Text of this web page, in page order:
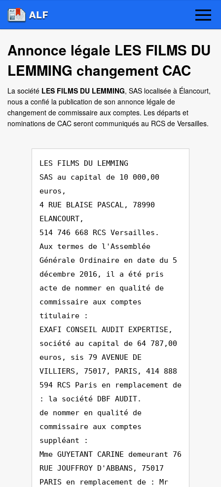
Annonce légale LES FILMS DU
LEMMING changement CAC
La société LES FILMS DU LEMMING, SAS localisée à Élancourt,
nous a confié la publication de son annonce légale de
changement de commissaire aux comptes. Les départs et
nominations de CAC seront communiqués au RCS de Versailles.
LES FILMS DU LEMMING
SAS au capital de 10 000,00
euros,
4 RUE BLAISE PASCAL, 78990
ELANCOURT,
514 746 668 RCS Versailles.
Aux termes de l'Assemblée
Générale Ordinaire en date du 5
décembre 2016, il a été pris
acte de nommer en qualité de
commissaire aux comptes
titulaire :
EXAFI CONSEIL AUDIT EXPERTISE,
société au capital de 64 787,00
euros, sis 79 AVENUE DE
VILLIERS, 75017, PARIS, 414 888
594 RCS Paris en remplacement de
: la société DBF AUDIT.
de nommer en qualité de
commissaire aux comptes
suppléant :
Mme GUYETANT CARINE demeurant 76
RUE JOUFFROY D'ABBANS, 75017
PARIS en remplacement de : Mr